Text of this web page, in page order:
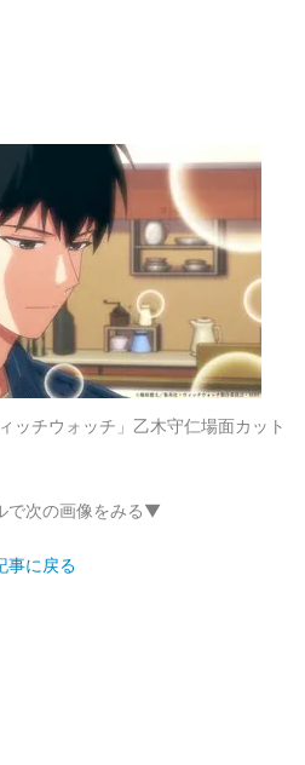
ッチウォッチ」乙木守仁場面カット
で次の画像をみる▼
事に戻る